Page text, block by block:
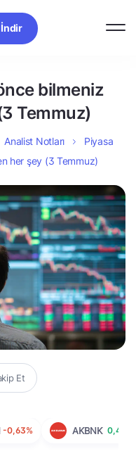
İndir
bilmeniz
Temmuz)
Analist Notları
Piyasa
her şey (3 Temmuz)
Et
-0,63% AKBNK 0,45%